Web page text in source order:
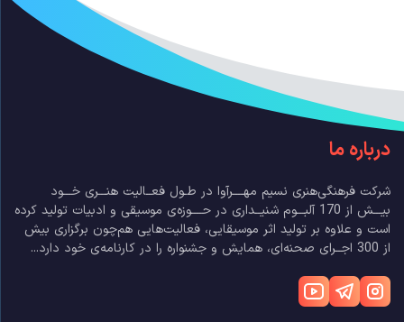
درباره ما
شرکت فرهنگی‌هنری نسیم مهــــرآوا در طـول فعــالیت هنـــری خـــود
بیـــش از 170 آلبـــوم شنیــداری در حــــوزه‌ی موسیقی و ادبیات تولید کرده
است و علاوه بر تولید اثر موسیقایی، فعالیت‌هایی هم‌چون برگزاری بیش
از 300 اجــرای صحنه‌ای، همایش و جشنواره را در کارنامه‌ی خود دارد...